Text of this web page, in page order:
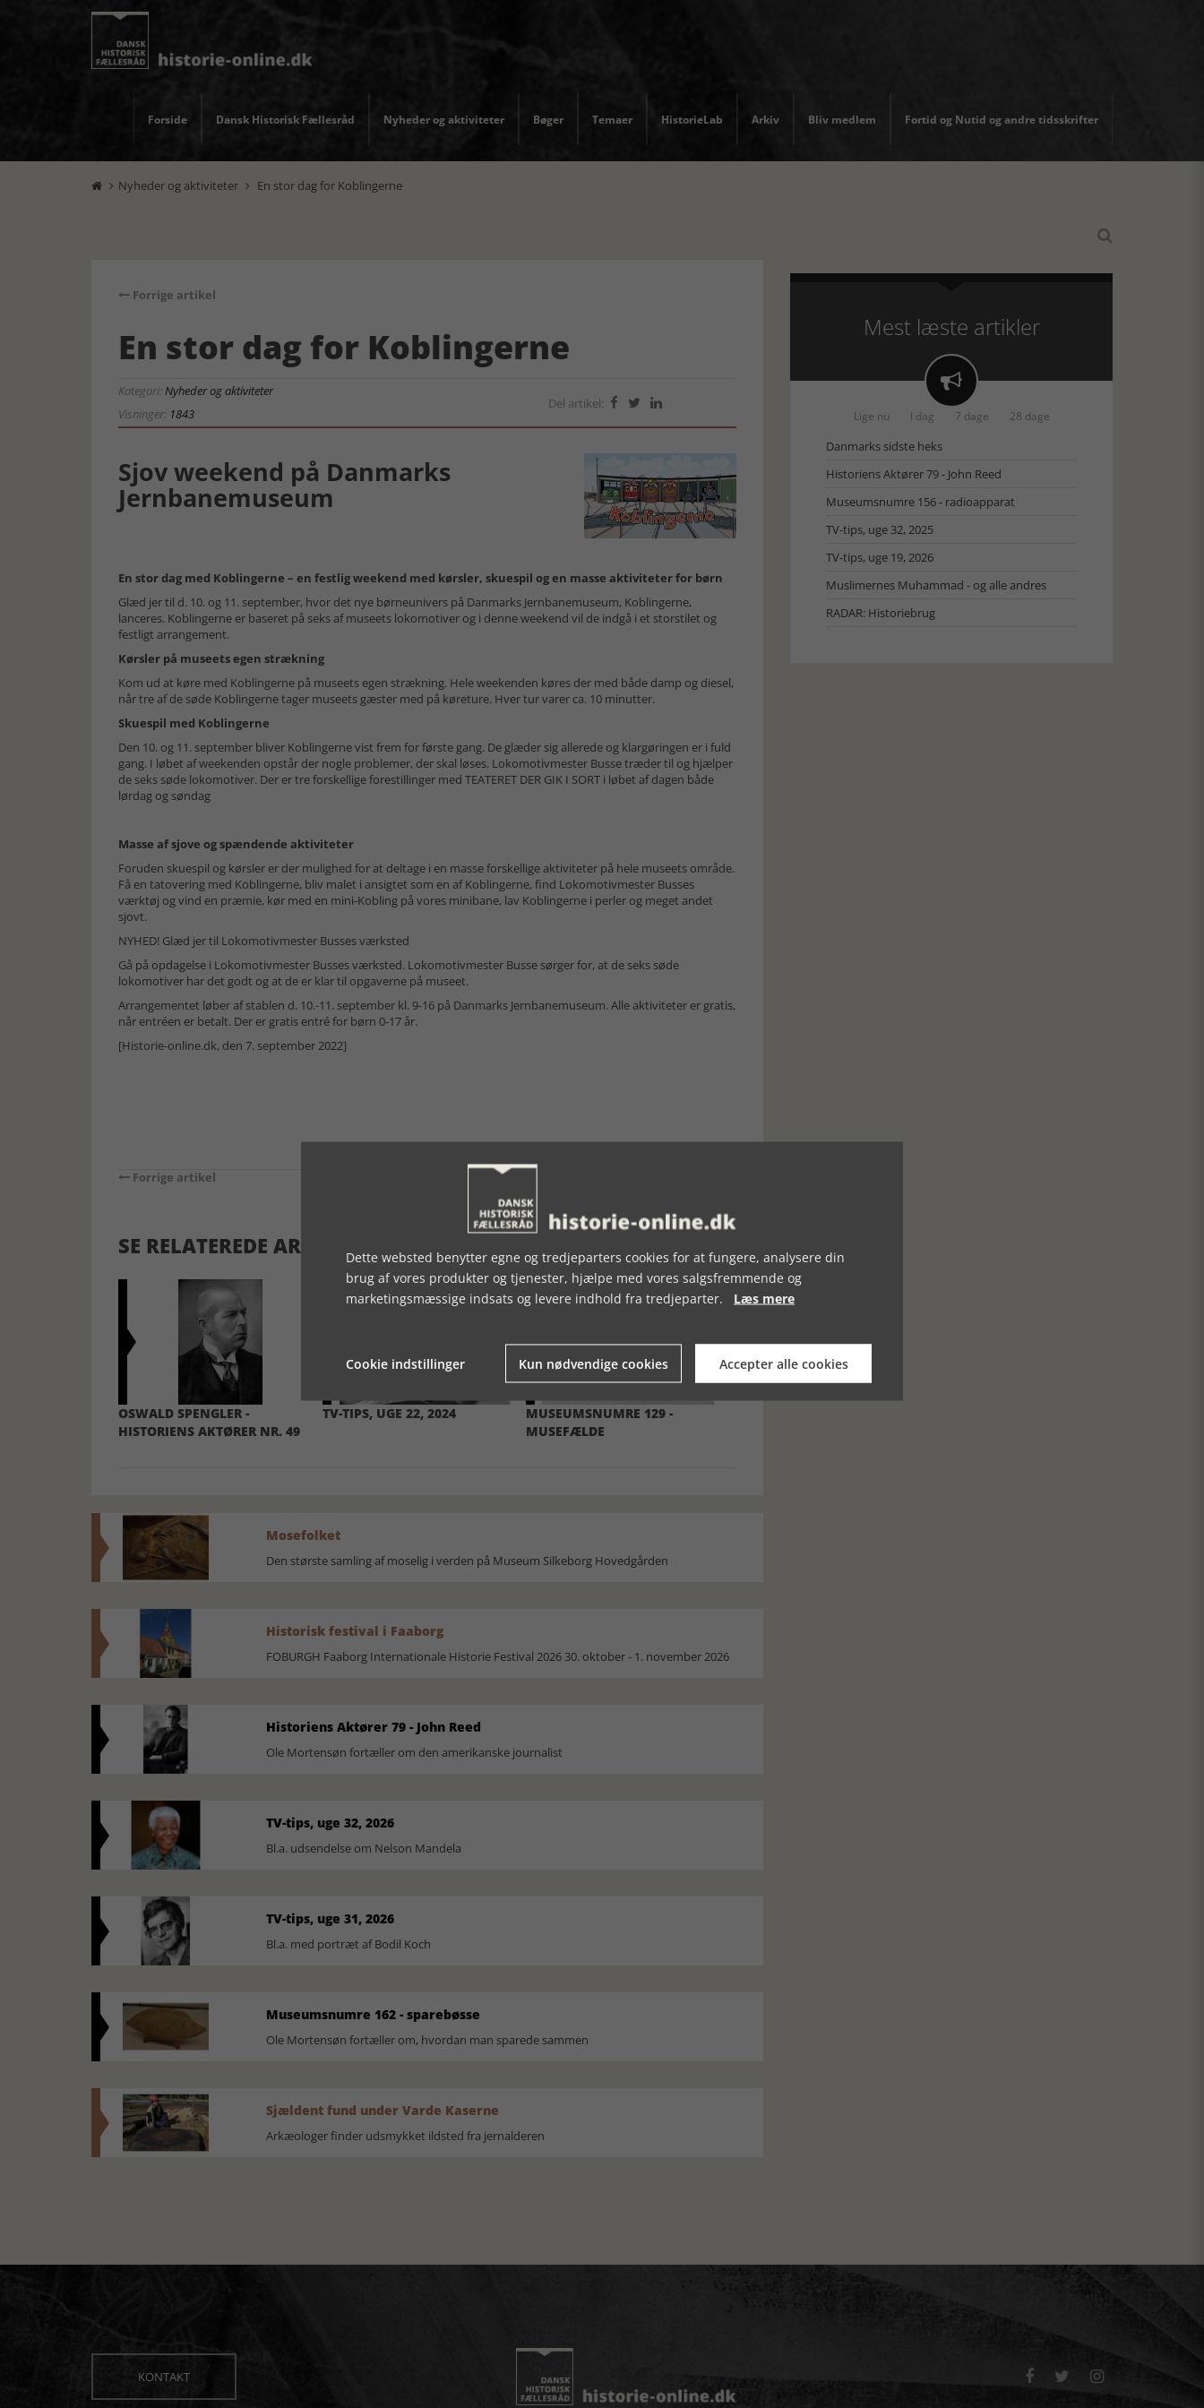
Forside Dansk Historisk Fællesråd Nyheder og aktiviteter Bøger Temaer HistorieLab Arkiv Bliv medlem Fortid og Nutid og andre tidsskrifter
 Nyheder og aktiviteter  En stor dag for Koblingerne

Forrige artikel
En stor dag for Koblingerne
Kategori:Nyheder og aktiviteter
Visninger: 1843
Del artikel:   
Sjov weekend på Danmarks
Jernbanemuseum
En stor dag med Koblingerne – en festlig weekend med kørsler, skuespil og en masse aktiviteter for børn
Glæd jer til d. 10. og 11. september, hvor det nye børneunivers på Danmarks Jernbanemuseum, Koblingerne,
lanceres. Koblingerne er baseret på seks af museets lokomotiver og i denne weekend vil de indgå i et storstilet og
festligt arrangement.
Kørsler på museets egen strækning
Kom ud at køre med Koblingerne på museets egen strækning. Hele weekenden køres der med både damp og diesel,
når tre af de søde Koblingerne tager museets gæster med på køreture. Hver tur varer ca. 10 minutter.
Skuespil med Koblingerne
Den 10. og 11. september bliver Koblingerne vist frem for første gang. De glæder sig allerede og klargøringen er i fuld
gang. I løbet af weekenden opstår der nogle problemer, der skal løses. Lokomotivmester Busse træder til og hjælper
de seks søde lokomotiver. Der er tre forskellige forestillinger med TEATERET DER GIK I SORT i løbet af dagen både
lørdag og søndag
Masse af sjove og spændende aktiviteter
Foruden skuespil og kørsler er der mulighed for at deltage i en masse forskellige aktiviteter på hele museets område.
Få en tatovering med Koblingerne, bliv malet i ansigtet som en af Koblingerne, find Lokomotivmester Busses
værktøj og vind en præmie, kør med en mini-Kobling på vores minibane, lav Koblingerne i perler og meget andet
sjovt.
NYHED! Glæd jer til Lokomotivmester Busses værksted
Gå på opdagelse i Lokomotivmester Busses værksted. Lokomotivmester Busse sørger for, at de seks søde
lokomotiver har det godt og at de er klar til opgaverne på museet.
Arrangementet løber af stablen d. 10.-11. september kl. 9-16 på Danmarks Jernbanemuseum. Alle aktiviteter er gratis,
når entréen er betalt. Der er gratis entré for børn 0-17 år.
[Historie-online.dk, den 7. september 2022]
Forrige artikel
SE RELATEREDE ARTIKLER
OSWALD SPENGLER -
HISTORIENS AKTØRER NR. 49
TV-TIPS, UGE 22, 2024
MUSEUMSNUMRE 129 -
MUSEFÆLDE
Mosefolket
Den største samling af moselig i verden på Museum Silkeborg Hovedgården
Historisk festival i Faaborg
FOBURGH Faaborg Internationale Historie Festival 2026 30. oktober - 1. november 2026
Historiens Aktører 79 - John Reed
Ole Mortensøn fortæller om den amerikanske journalist
TV-tips, uge 32, 2026
Bl.a. udsendelse om Nelson Mandela
TV-tips, uge 31, 2026
Bl.a. med portræt af Bodil Koch
Museumsnumre 162 - sparebøsse
Ole Mortensøn fortæller om, hvordan man sparede sammen
Sjældent fund under Varde Kaserne
Arkæologer finder udsmykket ildsted fra jernalderen
Mest læste artikler

Lige nu I dag 7 dage 28 dage
Danmarks sidste heks
Historiens Aktører 79 - John Reed
Museumsnumre 156 - radioapparat
TV-tips, uge 32, 2025
TV-tips, uge 19, 2026
Muslimernes Muhammad - og alle andres
RADAR: Historiebrug
KONTAKT   
Dette websted benytter egne og tredjeparters cookies for at fungere, analysere din
brug af vores produkter og tjenester, hjælpe med vores salgsfremmende og
marketingsmæssige indsats og levere indhold fra tredjeparter. Læs mere
Cookie indstillinger Kun nødvendige cookies Accepter alle cookies